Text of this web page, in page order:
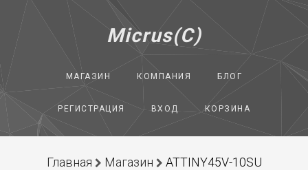
Micrus(C)
МАГАЗИН КОМПАНИЯ БЛОГ
РЕГИСТРАЦИЯ ВХОД КОРЗИНА
Главная Магазин
ATTINY45V-10SU